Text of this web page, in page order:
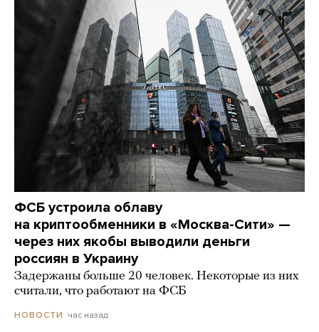
ФСБ устроила облаву
на криптообменники в «Москва-Сити» —
через них якобы выводили деньги
россиян в Украину
Задержаны больше 20 человек. Некоторые из них
считали, что работают на ФСБ
НОВОСТИ час назад